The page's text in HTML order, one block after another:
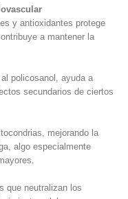
y antioxidantes protege
a mantener la
policosanol, ayuda a
secundarios de ciertos
mejorando la
algo especialmente
que neutralizan los